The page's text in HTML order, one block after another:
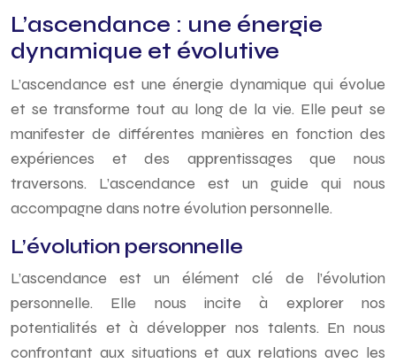
L’ascendance : une énergie
dynamique et évolutive
L’ascendance est une énergie dynamique qui évolue
et se transforme tout au long de la vie. Elle peut se
manifester de différentes manières en fonction des
expériences et des apprentissages que nous
traversons. L’ascendance est un guide qui nous
accompagne dans notre évolution personnelle.
L’évolution personnelle
L’ascendance est un élément clé de l’évolution
personnelle. Elle nous incite à explorer nos
potentialités et à développer nos talents. En nous
confrontant aux situations et aux relations avec les